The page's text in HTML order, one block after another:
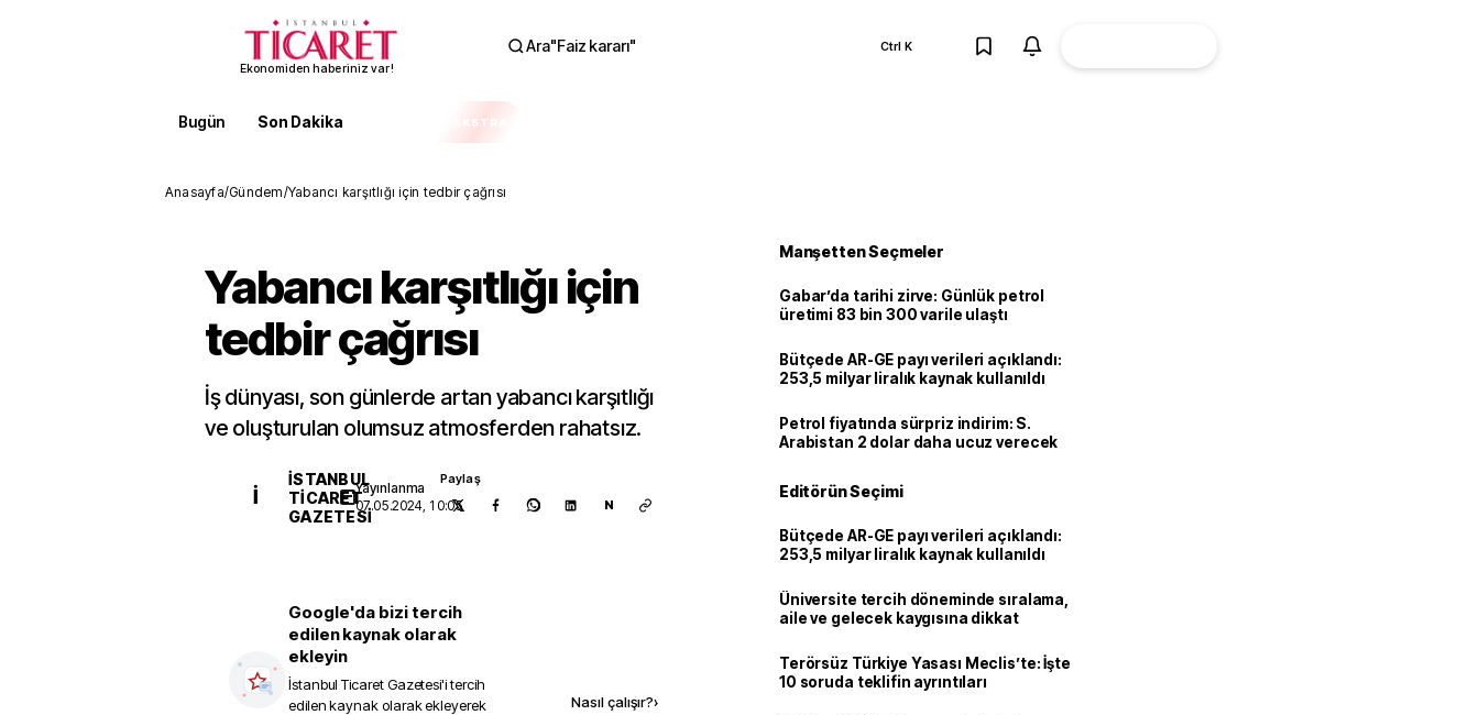
Ekonomiden haberiniz var!
Ara"Faiz kararı" Ctrl K
Bugün Son Dakika EKSTRA
Anasayfa/Gündem/Yabancı karşıtlığı için tedbir çağrısı
Yabancı karşıtlığı için
tedbir çağrısı
İş dünyası, son günlerde artan yabancı karşıtlığı
ve oluşturulan olumsuz atmosferden rahatsız.
İ
İSTANBUL
TICARET
GAZETESI
Yayınlanma
07.05.2024, 10:05
Paylaş
N
Google'da bizi tercih
edilen kaynak olarak
ekleyin
İstanbul Ticaret Gazetesi'i tercih
edilen kaynak olarak ekleyerek
Nasıl çalışır?›
Manşetten Seçmeler
Gabar’da tarihi zirve: Günlük petrol
üretimi 83 bin 300 varile ulaştı
Bütçede AR-GE payı verileri açıklandı:
253,5 milyar liralık kaynak kullanıldı
Petrol fiyatında sürpriz indirim: S.
Arabistan 2 dolar daha ucuz verecek
Editörün Seçimi
Bütçede AR-GE payı verileri açıklandı:
253,5 milyar liralık kaynak kullanıldı
Üniversite tercih döneminde sıralama,
aile ve gelecek kaygısına dikkat
Terörsüz Türkiye Yasası Meclis’te: İşte
10 soruda teklifin ayrıntıları